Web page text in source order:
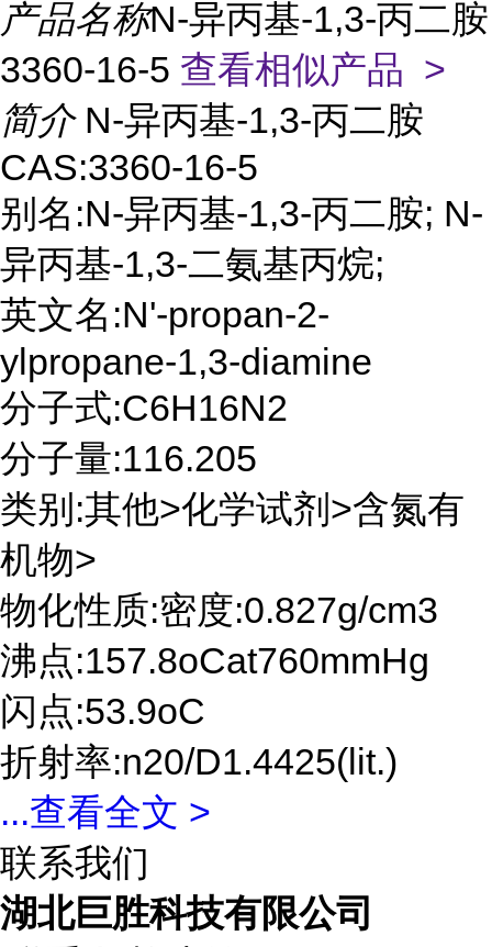
产品名称N-异丙基-1,3-丙二胺
3360-16-5 查看相似产品 >
简介 N-异丙基-1,3-丙二胺
CAS:3360-16-5
别名:N-异丙基-1,3-丙二胺; N-
异丙基-1,3-二氨基丙烷;
英文名:N'-propan-2-
ylpropane-1,3-diamine
分子式:C6H16N2
分子量:116.205
类别:其他>化学试剂>含氮有
机物>
物化性质:密度:0.827g/cm3
沸点:157.8oCat760mmHg
闪点:53.9oC
折射率:n20/D1.4425(lit.)
...查看全文 >
联系我们
湖北巨胜科技有限公司